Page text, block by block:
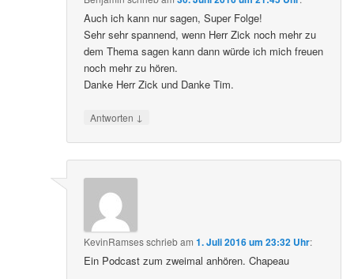
Auch ich kann nur sagen, Super Folge!
Sehr sehr spannend, wenn Herr Zick noch mehr zu
dem Thema sagen kann dann würde ich mich freuen
noch mehr zu hören.
Danke Herr Zick und Danke Tim.
Antworten ↓
KevinRamsesschriebam1. Juli 2016 um 23:32 Uhr:
Ein Podcast zum zweimal anhören. Chapeau